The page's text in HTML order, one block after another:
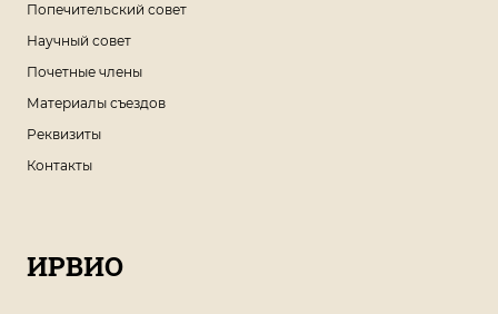
Попечительский совет
Научный совет
Почетные члены
Материалы съездов
Реквизиты
Контакты
ИРВИО